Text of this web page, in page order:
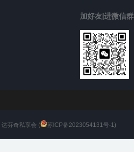
加好友|进微信群
达芬奇私享会 ( 苏ICP备2023054131号-1)